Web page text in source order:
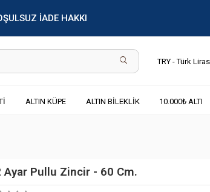
İADE HAKKI
TRY - Türk
ALTIN KÜPE ALTIN BİLEKLİK 10.000₺ ALTI
Ayar Pullu Zincir - 60 Cm.